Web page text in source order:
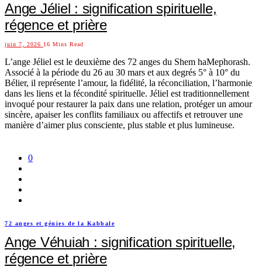
Ange Jéliel : signification spirituelle,
régence et prière
juin 7, 2026 16 Mins Read
L’ange Jéliel est le deuxième des 72 anges du Shem haMephorash.
Associé à la période du 26 au 30 mars et aux degrés 5° à 10° du
Bélier, il représente l’amour, la fidélité, la réconciliation, l’harmonie
dans les liens et la fécondité spirituelle. Jéliel est traditionnellement
invoqué pour restaurer la paix dans une relation, protéger un amour
sincère, apaiser les conflits familiaux ou affectifs et retrouver une
manière d’aimer plus consciente, plus stable et plus lumineuse.
0
72 anges et génies de la Kabbale
Ange Véhuiah : signification spirituelle,
régence et prière